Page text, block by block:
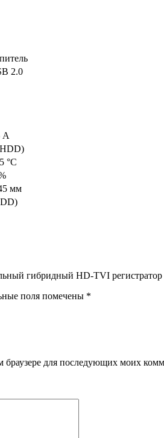
2.0
А
°C
мм
гибридный HD-TVI
поля помечены *
браузере для последующих моих